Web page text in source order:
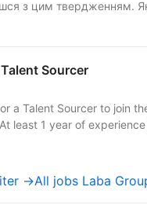
з цим твердженням.
бо, можливо, ця
Sourcer
a Talent Sourcer to join
least 1 year of
in Boolean search...
→All jobs Laba